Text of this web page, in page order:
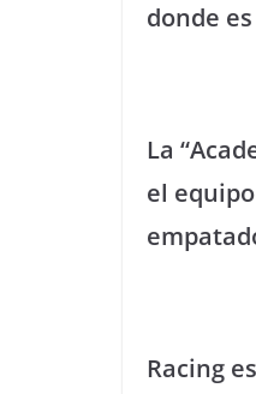
donde
La
el
Racing